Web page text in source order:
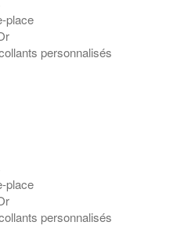
place
personnalisés
place
personnalisés